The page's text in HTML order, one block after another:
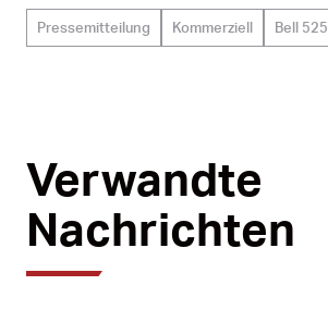
Pressemitteilung Kommerziell Bell 525
Verwandte
Nachrichten